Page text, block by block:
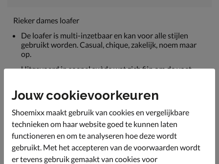
Rieker dames loafer
De loafer is multi-inzetbaar en kan voor alle stijlen
gebruikt worden. Casual, chique, zakelijk, noem maar
op.
Uitgevoerd in soepel suède wat zich fijn om de voet
Gevoerd met textiel voor een zacht draaggevoel.
Voorzien van Riekers' Antistress-voetbed met leren
toplaag. Het voetbed biedt fijne demping en door het
ademende leer blijft het voetklimaat ook gezond.
Afgewerkt met een flexibele rubberen loopzool met
subtiele profielzool voor betere grip.
Jouw cookievoorkeuren
Shoemixx maakt gebruik van cookies en vergelijkbare
technieken om haar website goed te kunnen laten
functioneren en om te analyseren hoe deze wordt
gebruikt. Met het accepteren van de voorwaarden wordt
er tevens gebruik gemaakt van cookies voor